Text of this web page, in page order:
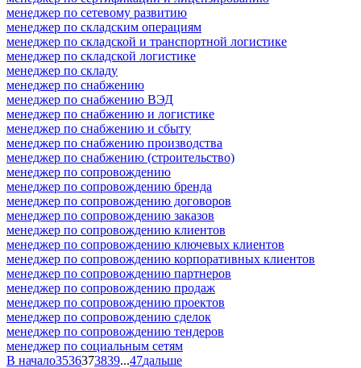
менеджер по сетевому развитию
менеджер по складским операциям
менеджер по складской и транспортной логистике
менеджер по складской логистике
менеджер по складу
менеджер по снабжению
менеджер по снабжению ВЭД
менеджер по снабжению и логистике
менеджер по снабжению и сбыту
менеджер по снабжению производства
менеджер по снабжению (строительство)
менеджер по сопровождению
менеджер по сопровождению бренда
менеджер по сопровождению договоров
менеджер по сопровождению заказов
менеджер по сопровождению клиентов
менеджер по сопровождению ключевых клиентов
менеджер по сопровождению корпоративных клиентов
менеджер по сопровождению партнеров
менеджер по сопровождению продаж
менеджер по сопровождению проектов
менеджер по сопровождению сделок
менеджер по сопровождению тендеров
менеджер по социальным сетям
В начало3536373839...47дальше